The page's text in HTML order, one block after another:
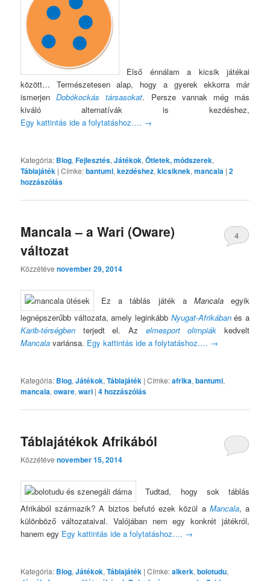
Első énnálam a kicsik játékai
között… Természetesen alap, hogy a gyerek ekkorra már
ismerjenDobókockás társasokat. Persze vannak még más
kiváló alternatívák is kezdéshez,
Egy kattintás ide a folytatáshoz…. →
Kategória: Blog,Fejlesztés,Játékok,Ötletek, módszerek,
Táblajáték |Címke:bantumi,kezdéshez,kicsiknek,mancala |2
hozzászólás
Mancala – a Wari (Oware)
változat
Közzétévenovember 29, 2014
4
Ez a táblás játék a Mancalaegyik
legnépszerűbb változata, amely leginkább Nyugat-Afrikában és a
Karib-térségben terjedt el. Az elmesport olimpiák kedvelt
Mancala variánsa. Egy kattintás ide a folytatáshoz…. →
Kategória: Blog,Játékok,Táblajáték |Címke:afrika,bantumi,
mancala,oware,wari |4hozzászólás
Táblajátékok Afrikából
Közzétévenovember 15, 2014
Tudtad, hogy sok táblás
Afrikából származik? A biztos befutó ezek közül a Mancala, a
különböző változataival. Valójában nem egy konkrét játékról,
hanem egy Egy kattintás ide a folytatáshoz…. →
Kategória: Blog,Játékok,Táblajáték |Címke:alkerk,bolotudu,